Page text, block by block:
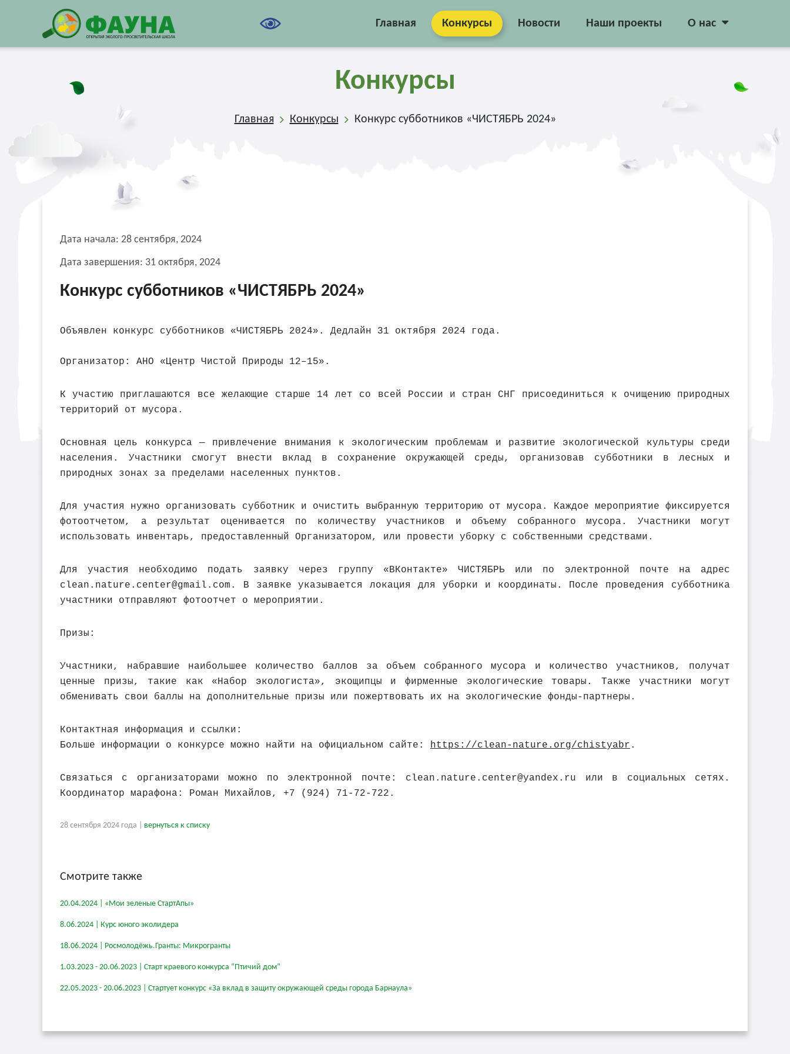
Главная Конкурсы Новости Наши проекты О нас
Конкурсы
Главная Конкурсы Конкурс субботников «ЧИСТЯБРЬ 2024»
Дата начала: 28 сентября, 2024
Дата завершения: 31 октября, 2024
Конкурс субботников «ЧИСТЯБРЬ 2024»
Объявлен конкурс субботников «ЧИСТЯБРЬ 2024». Дедлайн 31 октября 2024 года.
Организатор: АНО «Центр Чистой Природы 12–15».
К участию приглашаются все желающие старше 14 лет со всей России и стран СНГ присоединиться к очищению природных
территорий от мусора.
Основная цель конкурса — привлечение внимания к экологическим проблемам и развитие экологической культуры среди
населения. Участники смогут внести вклад в сохранение окружающей среды, организовав субботники в лесных и
природных зонах за пределами населенных пунктов.
Для участия нужно организовать субботник и очистить выбранную территорию от мусора. Каждое мероприятие фиксируется
фотоотчетом, а результат оценивается по количеству участников и объему собранного мусора. Участники могут
использовать инвентарь, предоставленный Организатором, или провести уборку с собственными средствами.
Для участия необходимо подать заявку через группу «ВКонтакте» ЧИСТЯБРЬ или по электронной почте на адрес
clean.nature.center@gmail.com. В заявке указывается локация для уборки и координаты. После проведения субботника
участники отправляют фотоотчет о мероприятии.
Призы:
Участники, набравшие наибольшее количество баллов за объем собранного мусора и количество участников, получат
ценные призы, такие как «Набор экологиста», экощипцы и фирменные экологические товары. Также участники могут
обменивать свои баллы на дополнительные призы или пожертвовать их на экологические фонды-партнеры.
Контактная информация и ссылки:
Больше информации о конкурсе можно найти на официальном сайте: https://clean-nature.org/chistyabr .
Связаться с организаторами можно по электронной почте: clean.nature.center@yandex.ru или в социальных сетях.
Координатор марафона: Роман Михайлов, +7 (924) 71-72-722.
28 сентября 2024 года | вернуться к списку
Смотрите также
20.04.2024 | «Мои зеленые СтартАпы»
8.06.2024 | Курс юного эколидера
18.06.2024 | Росмолодёжь.Гранты: Микрогранты
1.03.2023 - 20.06.2023 | Старт краевого конкурса “Птичий дом”
22.05.2023 - 20.06.2023 | Стартует конкурс «За вклад в защиту окружающей среды города Барнаула»